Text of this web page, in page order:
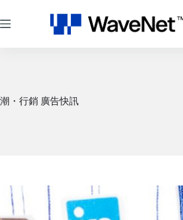
至
主
潮・行銷 廣告快訊